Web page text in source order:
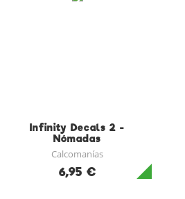
Infinity Decals 2 -
Nómadas
Calcomanías
6,95 €